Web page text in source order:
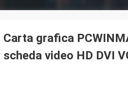
Carta grafica
scheda video HD DVI